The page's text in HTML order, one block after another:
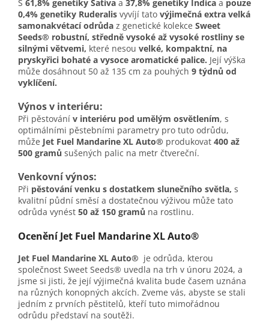
S 61,8% genetiky Sativa a 37,8% genetiky Indica a pouze
0,4% genetiky Ruderalis vyvíjí tato výjimečná extra velká
samonakvétací odrůda z genetické kolekce Sweet
Seeds® robustní, středně vysoké až vysoké rostliny se
silnými větvemi, které nesou velké, kompaktní, na
pryskyřici bohaté a vysoce aromatické palice. Její výška
může dosáhnout 50 až 135 cm za pouhých 9 týdnů od
vyklíčení.
Výnos v interiéru:
Při pěstování v interiéru pod umělým osvětlením, s
optimálními pěstebními parametry pro tuto odrůdu,
může Jet Fuel Mandarine XL Auto® produkovat 400 až
500 gramů sušených palic na metr čtvereční.
Venkovní výnos:
Při pěstování venku s dostatkem slunečního světla, s
kvalitní půdní směsí a dostatečnou výživou může tato
odrůda vynést 50 až 150 gramů na rostlinu.
Ocenění Jet Fuel Mandarine XL Auto®
Jet Fuel Mandarine XL Auto® je odrůda, kterou
společnost Sweet Seeds® uvedla na trh v únoru 2024, a
jsme si jisti, že její výjimečná kvalita bude časem uznána
na různých konopných akcích. Zveme vás, abyste se stali
jedním z prvních pěstitelů, kteří tuto mimořádnou
odrůdu představí na soutěži.